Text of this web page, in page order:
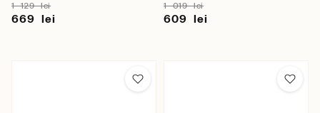
1 129 lei
669 lei
1 019 lei
609 lei